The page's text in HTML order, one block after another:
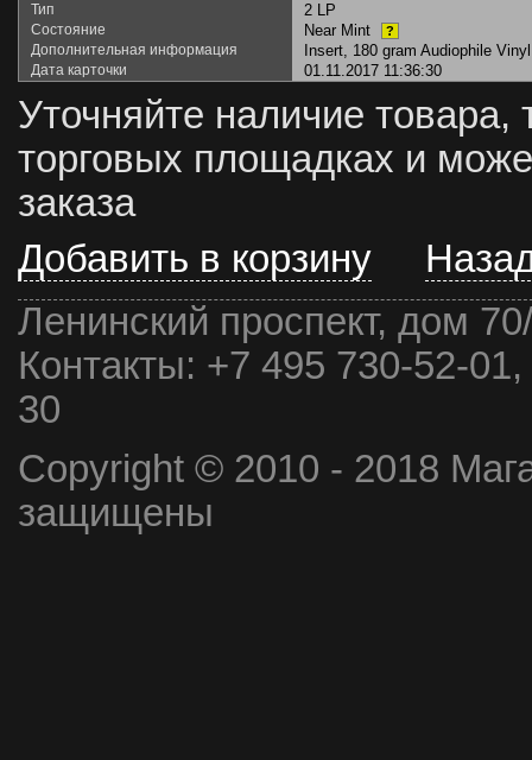
Тип 2 LP
Состояние Near Mint ?
Дополнительная информация Insert, 180 gram Audiophile Vinyl
Дата карточки 01.11.2017 11:36:30
Уточняйте наличие товара,
торговых площадках и
заказа
Добавить в корзину
Ленинский проспект, дом
Контакты: +7 495 730-52-
30
Copyright © 2010 - 2018
защищены